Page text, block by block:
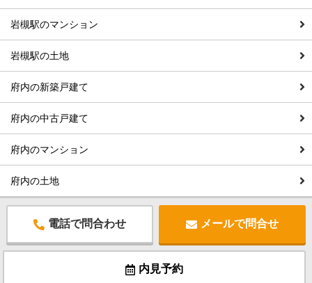
岩槻駅のマンション
岩槻駅の土地
府内の新築戸建て
府内の中古戸建て
府内のマンション
府内の土地
電話で問合わせ メールで問合せ
内見予約